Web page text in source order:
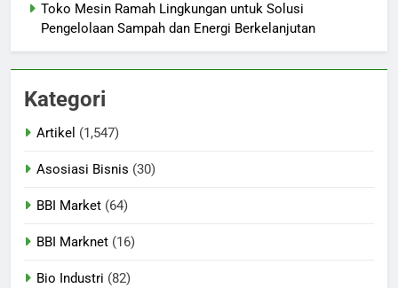
Toko Mesin Ramah Lingkungan untuk Solusi
Pengelolaan Sampah dan Energi Berkelanjutan
Kategori
Artikel (1,547)
Asosiasi Bisnis (30)
BBI Market (64)
BBI Marknet (16)
Bio Industri (82)